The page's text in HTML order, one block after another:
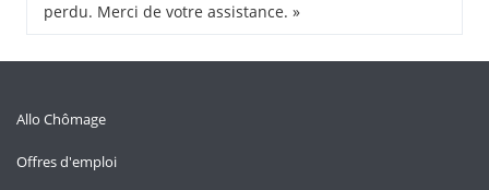
perdu. Merci de votre assistance. »
Allo Chômage
Offres d'emploi